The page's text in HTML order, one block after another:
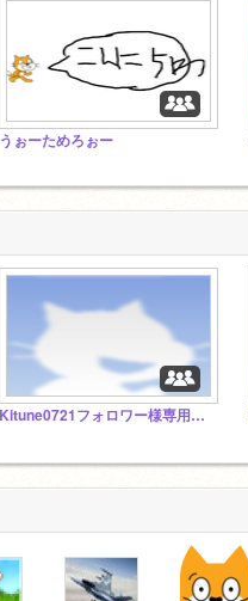
うぉーためろぉー
Kitune0721フォロワー様専用スタジオ